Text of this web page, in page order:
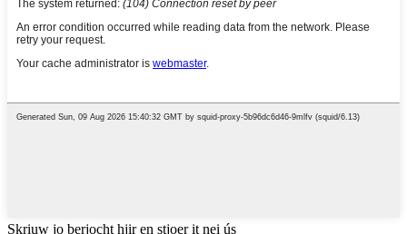
Skriuw jo berjocht hjir en stjoer it nei ús